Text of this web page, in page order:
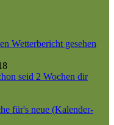
Wetterbericht gesehen
seid 2 Wochen dir
für's neue (Kalender-